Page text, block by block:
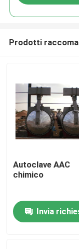
Casa.
Prodotti
Autoclave AAC
chimico
Invia